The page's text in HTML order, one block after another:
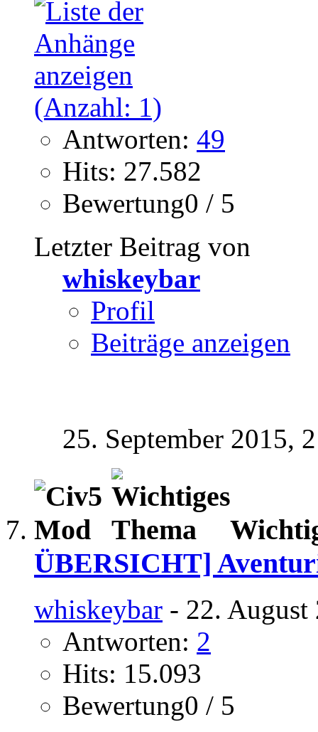
Antworten: 49
Hits: 27.582
Bewertung0 / 5
Letzter Beitrag von
whiskeybar
Profil
Beiträge anzeigen
25. September 2015,
ÜBERSICHT]
whiskeybar - 22.
Antworten: 2
Hits: 15.093
Bewertung0 / 5